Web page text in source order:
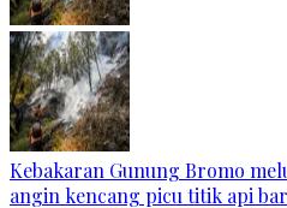
Kebakaran Gunung Bromo
angin kencang picu titik api